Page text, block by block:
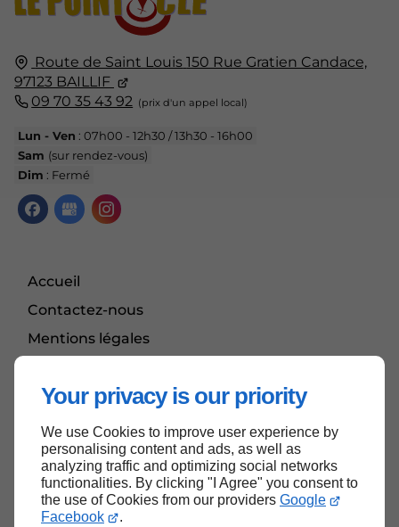
Your privacy is our priority
We use Cookies to improve user experience by
personalising content and ads, as well as
analyzing traffic and optimizing social networks
functionalities. By clicking "I Agree" you consent to
the use of Cookies from our providers Google
Facebook
.
Route de Saint Louis 150 Rue Gratien Candace,
97123 BAILLIF
09 70 35 43 92
Lun - Ven : 07h00 - 12h30 / 13h30 - 16h00
Sam (sur rendez-vous)
Dim : Fermé
Accueil
Contactez-nous
Mentions légales
Haut de page